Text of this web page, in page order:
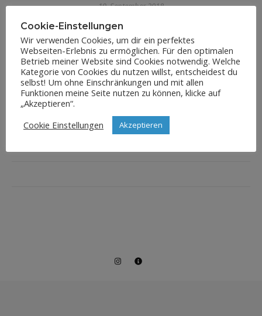
19. September 2018
Cookie-Einstellungen
Wir verwenden Cookies, um dir ein perfektes
Webseiten-Erlebnis zu ermöglichen. Für den optimalen
Betrieb meiner Website sind Cookies notwendig. Welche
Kategorie von Cookies du nutzen willst, entscheidest du
selbst! Um ohne Einschränkungen und mit allen
Funktionen meine Seite nutzen zu können, klicke auf
„Akzeptieren“.
Cookie Einstellungen
Akzeptieren